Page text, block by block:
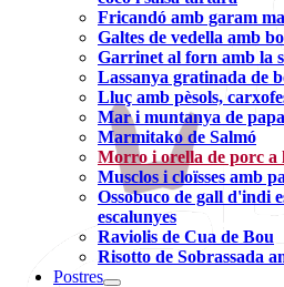
Fricandó amb garam
Galtes de vedella amb
Garrinet al forn amb la
Lassanya gratinada de
Lluç amb pèsols,
Mar i muntanya de
Marmitako de Salmó
Morro i orella de porc a
Musclos i cloïsses amb
Ossobuco de gall d'indi
escalunyes
Raviolis de Cua de Bou
Risotto de Sobrassada
Postres